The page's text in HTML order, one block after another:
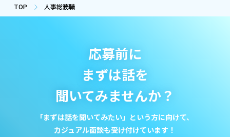
TOP 人事総務職
応募前に
まずは話を
聞いてみませんか？
「まずは話を聞いてみたい」という方に向けて、
カジュアル面談も受け付けています！